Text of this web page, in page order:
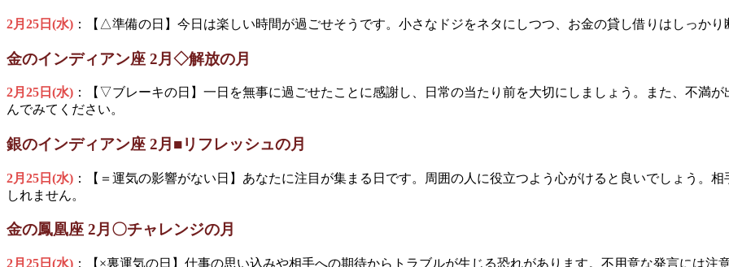
2月25日(水) ：【△準備の日】今日は楽しい時間が過ごせそうです。小さなドジをネタにしつつ、お金の貸し借りはしっか
金のインディアン座 2月◇解放の月
2月25日(水) ：【▽ブレーキの日】一日を無事に過ごせたことに感謝し、日常の当たり前を大切にしましょう。また、不満
んでみてください。
銀のインディアン座 2月■リフレッシュの月
2月25日(水) ：【＝運気の影響がない日】あなたに注目が集まる日です。周囲の人に役立つよう心がけると良いでしょう。
しれません。
金の鳳凰座 2月〇チャレンジの月
2月25日(水) ：【×裏運気の日】仕事の思い込みや相手への期待からトラブルが生じる恐れがあります。不用意な発言には注